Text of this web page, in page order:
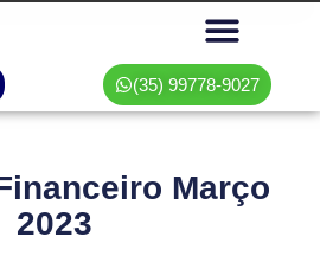
(35) 99778-9027
Março
2023